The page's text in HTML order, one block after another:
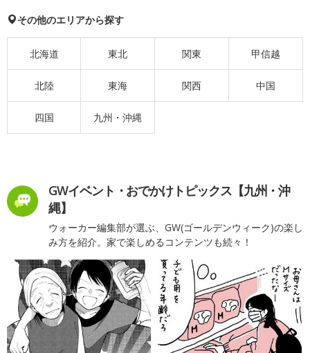
その他のエリアから探す
北海道 東北 関東 甲信越
北陸 東海 関西 中国
四国 九州・沖縄
GWイベント・おでかけトピックス【九州・沖
縄】
ウォーカー編集部が選ぶ、GW(ゴールデンウィーク)の楽し
み方を紹介。家で楽しめるコンテンツも続々！